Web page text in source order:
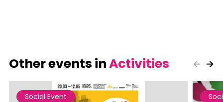
Other events inActivities
Social Event